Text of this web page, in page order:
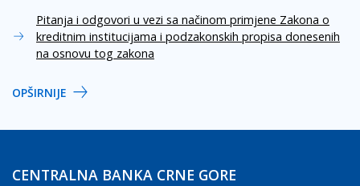
Pitanja i odgovori u vezi sa načinom primjene Zakona o
kreditnim institucijama i podzakonskih propisa donesenih
na osnovu tog zakona
OPŠIRNIJE
CENTRALNA BANKA CRNE GORE